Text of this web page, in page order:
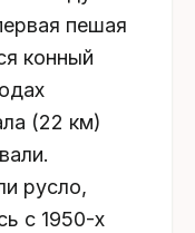
пешая
конный
(22 км)
русло,
с 1950-х